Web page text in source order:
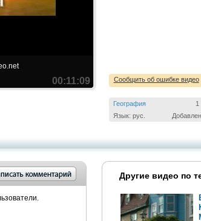
00:11:09 Сообщить об ошибке видео
География
1
Язык: рус.
Другие видео по